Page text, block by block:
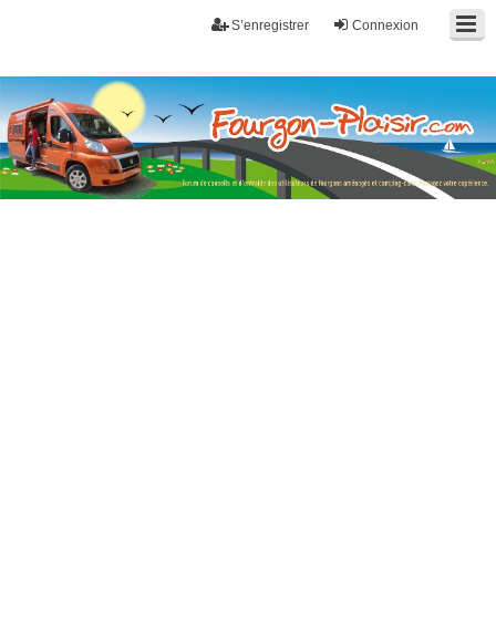
Connexion
S’enregistrer
Fourgon-plaisir.com
Forum de conseils et d'entraide des utilisateurs de fourgons, fourgons
aménagés, vans et de camping-car. Partagez votre expérience.